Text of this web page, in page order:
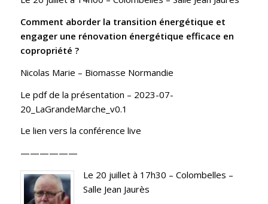
Comment aborder la transition énergétique et
engager une rénovation énergétique efficace en
copropriété ?
Nicolas Marie – Biomasse Normandie
Le pdf de la présentation – 2023-07-
20_LaGrandeMarche_v0.1
Le lien vers la conférence live
——————
Le 20 juillet à 17h30 – Colombelles –
Salle Jean Jaurès